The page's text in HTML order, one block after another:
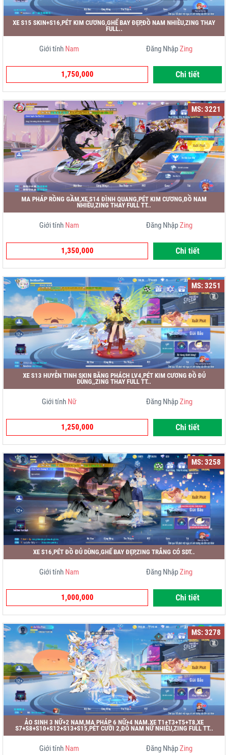
XE S15 SKIN+S16,PÉT KIM CƯƠNG,GHẾ BAY ĐẸP,ĐỒ NAM NHIỀU,ZING THAY
FULL..
Giới tính Nam Đăng NhậpZing
1,750,000 Chi tiết
MS: 3221
MA PHÁP RỒNG GẦM,XE S14 ĐÌNH QUANG,PÉT KIM CƯƠNG,ĐỒ NAM
NHIỀU,ZING THAY FULL TT..
Giới tính Nam Đăng NhậpZing
1,350,000 Chi tiết
MS: 3251
XE S13 HUYỄN TINH SKIN BĂNG PHÁCH LV4,PÉT KIM CƯƠNG ĐỒ ĐỦ
DÙNG,,ZING THAY FULL TT..
Giới tính Nữ Đăng NhậpZing
1,250,000 Chi tiết
MS: 3258
XE S16,PÉT ĐỒ ĐỦ DÙNG,GHẾ BAY ĐẸP,ZING TRẮNG CÓ SDT..
Giới tính Nam Đăng NhậpZing
1,000,000 Chi tiết
MS: 3278
ẢO SINH 3 NỮ+2 NAM,MA PHÁP 6 NỮ+4 NAM.XE T1+T3+T5+T8,XE
S7+S8+S10+S12+S13+S15,PÉT CƯỠI 2,ĐỒ NAM NỮ NHIỀU,ZING FULL TT..
Giới tính Nam Đăng NhậpZing